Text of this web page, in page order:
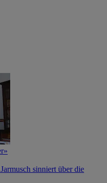
sinniert über die